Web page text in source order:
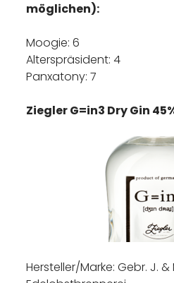
möglichen):
Moogie: 6
Alterspräsident: 4
Panxatony: 7
Ziegler G=in3 Dry Gin
Hersteller/Marke: Gebr. J. &